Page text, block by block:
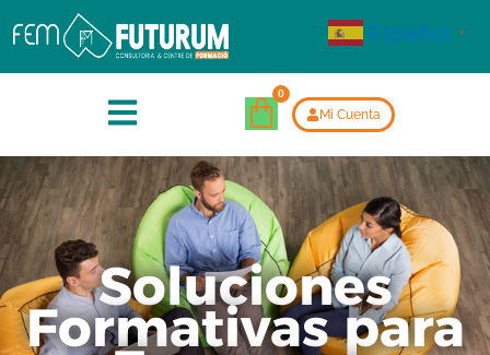
Mi Cuenta
Soluciones
Formativas para
Español ▼